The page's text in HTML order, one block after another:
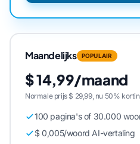
Maandelijks POPULAIR
$ 14,99/maand
Normale prijs $ 29,99, nu 50%
100 pagina's of 30.000
$ 0,005/woord AI-vertaling